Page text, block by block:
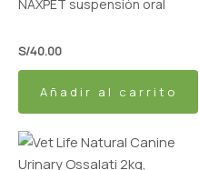
NAXPET suspensión oral
S/40.00
Añadir al carrito